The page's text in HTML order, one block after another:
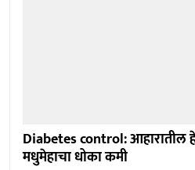
Diabetes control: आहारातील
मधुमेहाचा धोका कमी